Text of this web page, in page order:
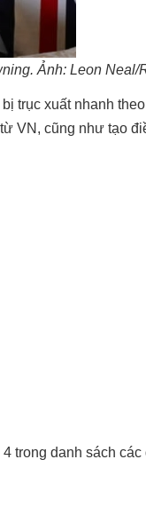
Ảnh: Leon Neal/
trục xuất nhanh theo
VN, cũng như tạo
trong danh sách các